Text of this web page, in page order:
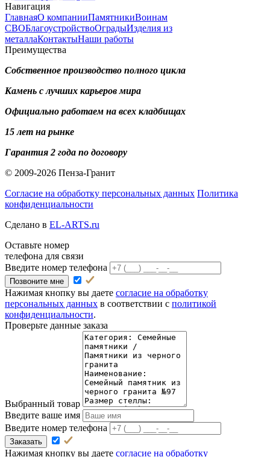
Навигация
ГлавнаяО компанииПамятникиВоинам
СВОБлагоустройствоОградыИзделия из
металлаКонтактыНаши работы
Преимущества
Собственное производство полного цикла
Камень с лучших карьеров мира
Официально работаем на всех кладбищах
15 лет на рынке
Гарантия 2 года по договору
© 2009-2026 Пенза-Гранит
Согласие на обработку персональных данных Политика
конфиденциальности
Сделано в EL-ARTS.ru
Оставьте номер
телефона для связи
Введите номер телефона
Позвоните мне
Нажимая кнопку вы даете согласие на обработку
персональных данных в соответствии с политикой
конфиденциальности.
Проверьте данные заказа
Выбранный товар
Введите ваше имя
Введите номер телефона
Заказать
Нажимая кнопку вы даете согласие на обработку